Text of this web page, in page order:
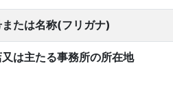
たは名称(フリガナ)
は主たる事務所の所在地